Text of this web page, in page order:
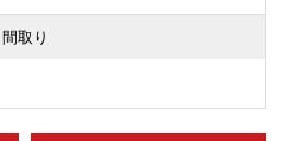
間取り